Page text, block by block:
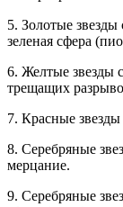
5. Золотые
зеленая сфера
6. Желтые звезды
трещащих
7. Красные
8. Серебряные
мерцание.
9. Серебряные